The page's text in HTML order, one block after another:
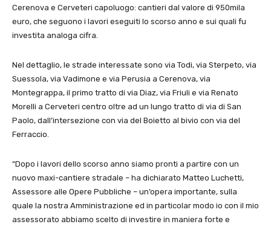
Cerenova e Cerveteri capoluogo: cantieri dal valore di 950mila
euro, che seguono i lavori eseguiti lo scorso anno e sui quali fu
investita analoga cifra.
Nel dettaglio, le strade interessate sono via Todi, via Sterpeto, via
Suessola, via Vadimone e via Perusia a Cerenova, via
Montegrappa, il primo tratto di via Diaz, via Friuli e via Renato
Morelli a Cerveteri centro oltre ad un lungo tratto di via di San
Paolo, dall’intersezione con via del Boietto al bivio con via del
Ferraccio.
“Dopo i lavori dello scorso anno siamo pronti a partire con un
nuovo maxi-cantiere stradale – ha dichiarato Matteo Luchetti,
Assessore alle Opere Pubbliche – un’opera importante, sulla
quale la nostra Amministrazione ed in particolar modo io con il mio
assessorato abbiamo scelto di investire in maniera forte e